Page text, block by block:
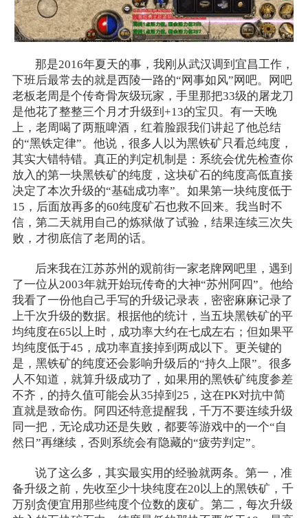
那是2016年夏天的事，我刚从武汉调到宜昌工作，
下班后最常去的就是西陵一路的“网事如风”网吧。网吧
老板老周是个传奇骨灰级玩家，手里那把33级的屠龙刀
是他花了整整三个月才升级到+13的宝贝。有一天晚
上，老周喝了两瓶啤酒，红着脸跟我们讲起了他总结
的“黑铁定律”。他说，很多人以为黑铁矿只看总纯度，
其实大错特错。真正的判定机制是：系统会优先检查你
放入的第一块黑铁矿的纯度，这块矿石的纯度高低直接
决定了本次升级的“基础成功率”。如果第一块纯度低于
15，后面放再多的60纯度矿石也救不回来。我当时不
信，第二天就用自己的炼狱做了试验，结果连续三次失
败，才彻底信了老周的话。
后来我在江苏苏州的观前街一家老牌网吧里，遇到
了一位从2003年就开始玩传奇的大神“苏州阿四”。他给
我看了一份他自己手写的升级记录表，密密麻麻记录了
上千次升级的数据。根据他的统计，当五块黑铁矿的平
均纯度在65以上时，成功率大约在七成左右；但如果平
均纯度低于45，成功率直接掉到两成以下。更关键的
是，黑铁矿的纯度还会影响升级后的“持久上限”。很多
人不知道，就算升级成功了，如果用的黑铁矿纯度参差
不齐，的持久值可能会从35掉到25，这在PK对抗中简
直就是致命伤。阿四还特意提醒我，千万不要连续升级
同一把，无论成功还是失败，都要等游戏中的一个“自
然日”再继续，否则系统会有隐藏的“疲劳判定”。
说了这么多，其实最实用的经验就两条。第一，准
备升级之前，先收至少十块纯度在20以上的黑铁矿，千
万别贪便宜用那些纯度个位数的废矿。第二，每次升级